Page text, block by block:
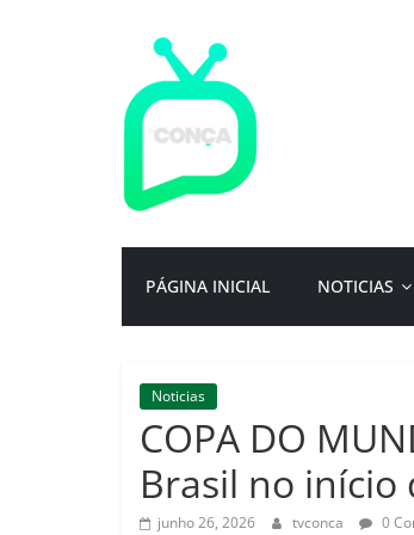
TV
Conça
portal
de
da
cidade
ternura
Por:
Isac
PÁGINA INICIAL NOTICIAS
Noticias
COPA DO
Brasil no
junho 26, 2026 tvconca 0